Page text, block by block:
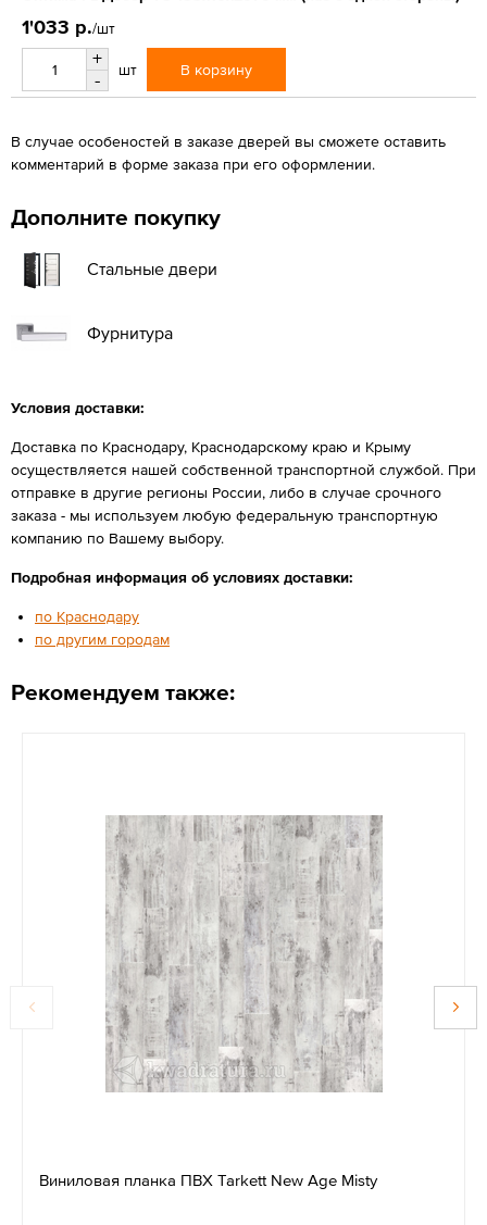
1'033 р./шт
+
-
шт В корзину
В случае особеностей в заказе дверей вы сможете оставить
комментарий в форме заказа при его оформлении.
Дополните покупку
Стальные двери
Фурнитура
Условия доставки:
Доставка по Краснодару, Краснодарскому краю и Крыму
осуществляется нашей собственной транспортной службой. При
отправке в другие регионы России, либо в случае срочного
заказа - мы используем любую федеральную транспортную
компанию по Вашему выбору.
Подробная информация об условиях доставки:
по Краснодару
по другим городам
Рекомендуем также:
Виниловая планка ПВХ Tarkett New Age Misty